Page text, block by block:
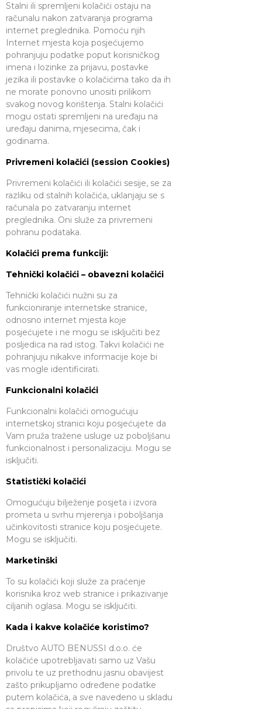
Stalni ili spremljeni kolačići ostaju na
računalu nakon zatvaranja programa
internet preglednika. Pomoću njih
Internet mjesta koja posjećujemo
pohranjuju podatke poput korisničkog
imena i lozinke za prijavu, postavke
jezika ili postavke o kolačićima tako da ih
ne morate ponovno unositi prilikom
svakog novog korištenja. Stalni kolačići
mogu ostati spremljeni na uređaju na
uređaju danima, mjesecima, čak i
godinama.
Privremeni kolačići (session Cookies)
Privremeni kolačići ili kolačići sesije, se za
razliku od stalnih kolačića, uklanjaju se s
računala po zatvaranju internet
preglednika. Oni služe za privremeni
pohranu podataka.
Kolačići prema funkciji:
Tehnički kolačići – obavezni kolačići
Tehnički kolačići nužni su za
funkcioniranje internetske stranice,
odnosno internet mjesta koje
posjećujete i ne mogu se isključiti bez
posljedica na rad istog. Takvi kolačići ne
pohranjuju nikakve informacije koje bi
vas mogle identificirati.
Funkcionalni kolačići
Funkcionalni kolačići omogućuju
internetskoj stranici koju posjećujete da
Vam pruža tražene usluge uz poboljšanu
funkcionalnost i personalizaciju. Mogu se
isključiti.
Statistički kolačići
Omogućuju bilježenje posjeta i izvora
prometa u svrhu mjerenja i poboljšanja
učinkovitosti stranice koju posjećujete.
Mogu se isključiti.
Marketinški
To su kolačići koji služe za praćenje
korisnika kroz web stranice i prikazivanje
ciljanih oglasa. Mogu se isključiti.
Kada i kakve kolačiće koristimo?
Društvo AUTO BENUSSI d.o.o. će
kolačiće upotrebljavati samo uz Vašu
privolu te uz prethodnu jasnu obavijest
zašto prikupljamo određene podatke
putem kolačića, a sve navedeno u skladu